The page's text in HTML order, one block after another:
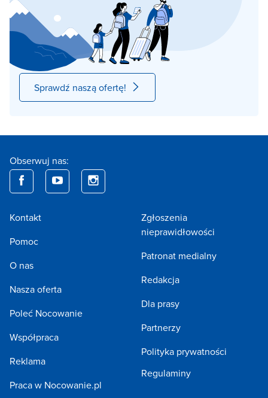
Sprawdź naszą ofertę!
Obserwuj nas:
Kontakt
Pomoc
O nas
Nasza oferta
Poleć Nocowanie
Współpraca
Reklama
Praca w Nocowanie.pl
Zgłoszenia
nieprawidłowości
Patronat medialny
Redakcja
Dla prasy
Partnerzy
Polityka prywatności
Regulaminy